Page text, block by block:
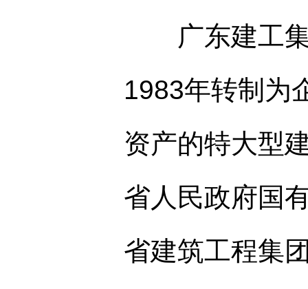
广东建工集
1983年转制为
资产的特大型
省人民政府国
省建筑工程集